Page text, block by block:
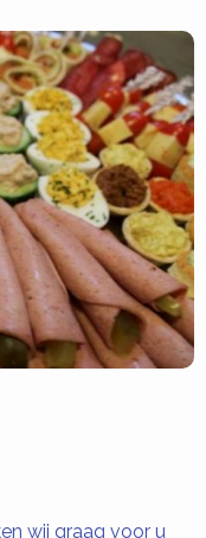
wij graag voor u